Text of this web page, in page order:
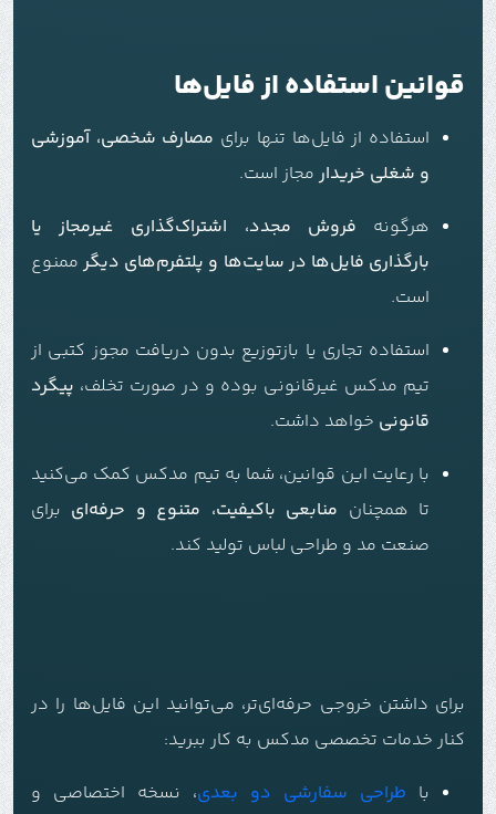
قوانین استفاده از فایل‌ها
استفاده از فایل‌ها تنها برای مصارف شخصی، آموزشی
و شغلی خریدار مجاز است.
هرگونه فروش مجدد، اشتراک‌گذاری غیرمجاز یا
بارگذاری فایل‌ها در سایت‌ها و پلتفرم‌های دیگرممنوع
است.
استفاده تجاری یا بازتوزیع بدون دریافت مجوز کتبی از
تیم مدکس غیرقانونی بوده و در صورت تخلف، پیگرد
قانونی خواهد داشت.
با رعایت این قوانین، شما به تیم مدکس کمک می‌کنید
تا همچنان منابعی باکیفیت، متنوع و حرفه‌ای برای
صنعت مد و طراحی لباس تولید کند.
برای داشتن خروجی حرفه‌ای‌تر، می‌توانید این فایل‌ها را در
کنار خدمات تخصصی مدکس به کار ببرید:
با طراحی سفارشی دو بعدی، نسخه اختصاصی و